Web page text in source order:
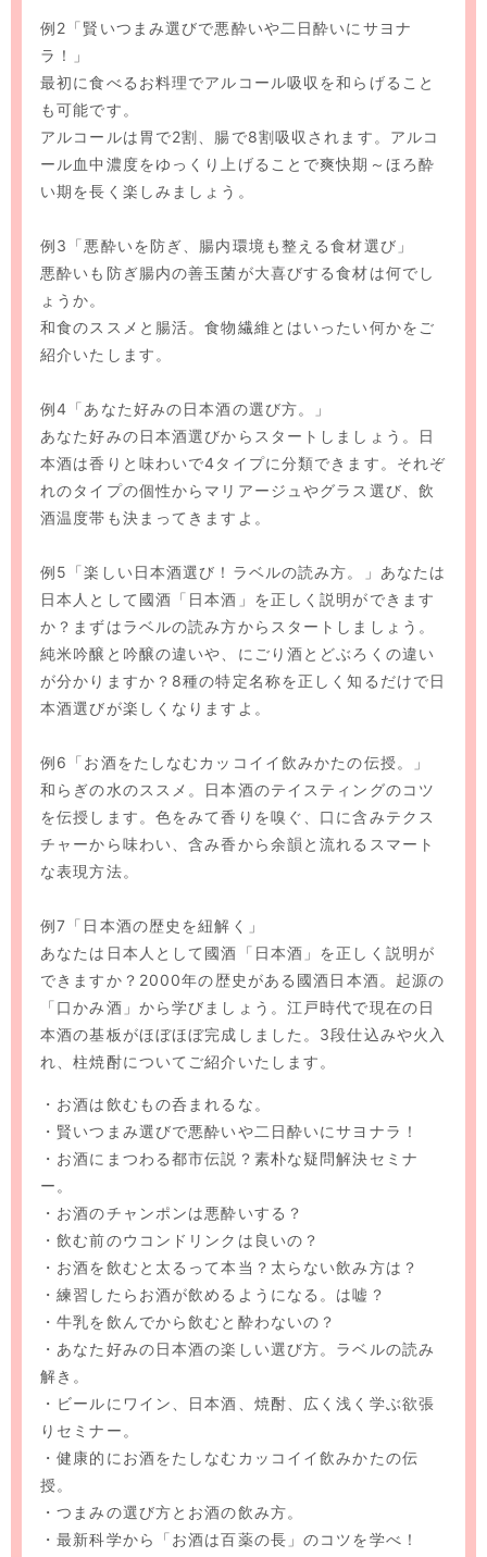
例2「賢いつまみ選びで悪酔いや二日酔いにサヨナ
ラ！」
最初に食べるお料理でアルコール吸収を和らげること
も可能です。
アルコールは胃で2割、腸で8割吸収されます。アルコ
ール血中濃度をゆっくり上げることで爽快期～ほろ酔
い期を長く楽しみましょう。
例3「悪酔いを防ぎ、腸内環境も整える食材選び」
悪酔いも防ぎ腸内の善玉菌が大喜びする食材は何でし
ょうか。
和食のススメと腸活。食物繊維とはいったい何かをご
紹介いたします。
例4「あなた好みの日本酒の選び方。」
あなた好みの日本酒選びからスタートしましょう。日
本酒は香りと味わいで4タイプに分類できます。それぞ
れのタイプの個性からマリアージュやグラス選び、飲
酒温度帯も決まってきますよ。
例5「楽しい日本酒選び！ラベルの読み方。」あなたは
日本人として國酒「日本酒」を正しく説明ができます
か？まずはラベルの読み方からスタートしましょう。
純米吟醸と吟醸の違いや、にごり酒とどぶろくの違い
が分かりますか？8種の特定名称を正しく知るだけで日
本酒選びが楽しくなりますよ。
例6「お酒をたしなむカッコイイ飲みかたの伝授。」
和らぎの水のススメ。日本酒のテイスティングのコツ
を伝授します。色をみて香りを嗅ぐ、口に含みテクス
チャーから味わい、含み香から余韻と流れるスマート
な表現方法。
例7「日本酒の歴史を紐解く」
あなたは日本人として國酒「日本酒」を正しく説明が
できますか？2000年の歴史がある國酒日本酒。起源の
「口かみ酒」から学びましょう。江戸時代で現在の日
本酒の基板がほぼほぼ完成しました。3段仕込みや火入
れ、柱焼酎についてご紹介いたします。
・お酒は飲むもの呑まれるな。
・賢いつまみ選びで悪酔いや二日酔いにサヨナラ！
・お酒にまつわる都市伝説？素朴な疑問解決セミナ
ー。
・お酒のチャンポンは悪酔いする？
・飲む前のウコンドリンクは良いの？
・お酒を飲むと太るって本当？太らない飲み方は？
・練習したらお酒が飲めるようになる。は嘘？
・牛乳を飲んでから飲むと酔わないの？
・あなた好みの日本酒の楽しい選び方。ラベルの読み
解き。
・ビールにワイン、日本酒、焼酎、広く浅く学ぶ欲張
りセミナー。
・健康的にお酒をたしなむカッコイイ飲みかたの伝
授。
・つまみの選び方とお酒の飲み方。
・最新科学から「お酒は百薬の長」のコツを学べ！